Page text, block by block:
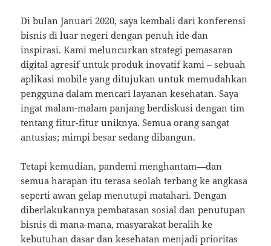
Di bulan Januari 2020, saya kembali dari konferensi
bisnis di luar negeri dengan penuh ide dan
inspirasi. Kami meluncurkan strategi pemasaran
digital agresif untuk produk inovatif kami – sebuah
aplikasi mobile yang ditujukan untuk memudahkan
pengguna dalam mencari layanan kesehatan. Saya
ingat malam-malam panjang berdiskusi dengan tim
tentang fitur-fitur uniknya. Semua orang sangat
antusias; mimpi besar sedang dibangun.
Tetapi kemudian, pandemi menghantam—dan
semua harapan itu terasa seolah terbang ke angkasa
seperti awan gelap menutupi matahari. Dengan
diberlakukannya pembatasan sosial dan penutupan
bisnis di mana-mana, masyarakat beralih ke
kebutuhan dasar dan kesehatan menjadi prioritas